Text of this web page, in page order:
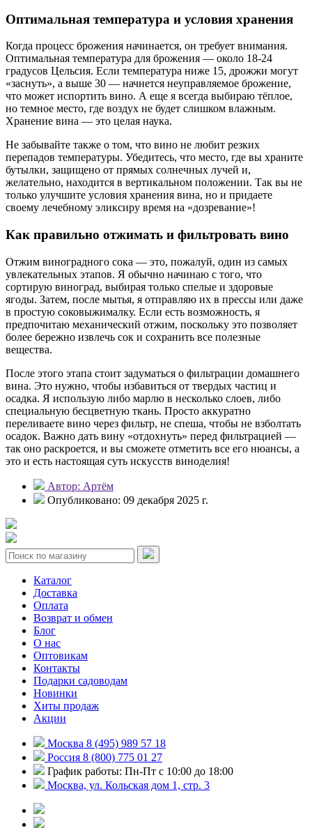
Оптимальная температура и условия хранения
Когда процесс брожения начинается, он требует внимания.
Оптимальная температура для брожения — около 18-24
градусов Цельсия. Если температура ниже 15, дрожжи могут
«заснуть», а выше 30 — начнется неуправляемое брожение,
что может испортить вино. А еще я всегда выбираю тёплое,
но темное место, где воздух не будет слишком влажным.
Хранение вина — это целая наука.
Не забывайте также о том, что вино не любит резких
перепадов температуры. Убедитесь, что место, где вы храните
бутылки, защищено от прямых солнечных лучей и,
желательно, находится в вертикальном положении. Так вы не
только улучшите условия хранения вина, но и придаете
своему лечебному эликсиру время на «дозревание»!
Как правильно отжимать и фильтровать вино
Отжим виноградного сока — это, пожалуй, один из самых
увлекательных этапов. Я обычно начинаю с того, что
сортирую виноград, выбирая только спелые и здоровые
ягоды. Затем, после мытья, я отправляю их в прессы или даже
в простую соковыжималку. Если есть возможность, я
предпочитаю механический отжим, поскольку это позволяет
более бережно извлечь сок и сохранить все полезные
вещества.
После этого этапа стоит задуматься о фильтрации домашнего
вина. Это нужно, чтобы избавиться от твердых частиц и
осадка. Я использую либо марлю в несколько слоев, либо
специальную бесцветную ткань. Просто аккуратно
переливаете вино через фильтр, не спеша, чтобы не взболтать
осадок. Важно дать вину «отдохнуть» перед фильтрацией —
так оно раскроется, и вы сможете отметить все его нюансы, а
это и есть настоящая суть искусств виноделия!
Автор: Артём
Опубликовано: 09 декабря 2025 г.
Каталог
Доставка
Оплата
Возврат и обмен
Блог
О нас
Оптовикам
Контакты
Подарки садоводам
Новинки
Хиты продаж
Акции
Москва 8 (495) 989 57 18
Россия 8 (800) 775 01 27
График работы: Пн-Пт с 10:00 до 18:00
Москва, ул. Кольская дом 1, стр. 3